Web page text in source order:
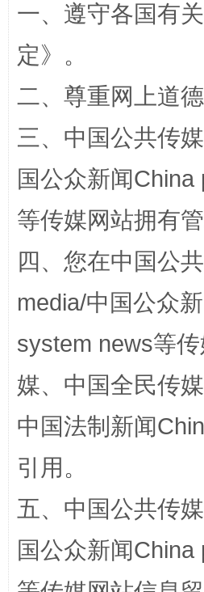
解纷+调解+退费，一次搞定
站台名比不上好声名
漫山遍野的桃花与雪山、麦地、
一、遵守各国有
定》。
二、尊重网上道
三、中国公共传
国公众新闻
等传媒网站拥有
四、您在中国公
media/中国公众
system news等
媒、中国全民传
中国法制新闻
引用。
五、中国公共传
国公众新闻